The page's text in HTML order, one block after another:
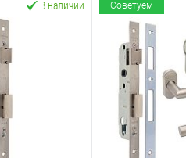
В наличии Советуем